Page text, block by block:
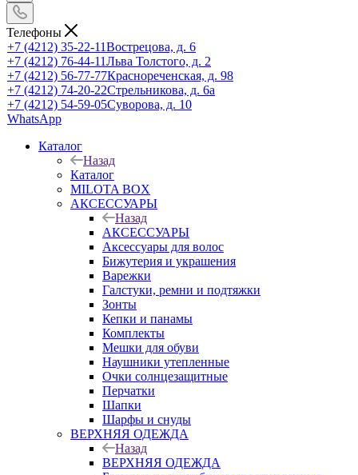
Телефоны
+7 (4212) 35-22-11Вострецова, д. 6
+7 (4212) 76-44-11Льва Толстого, д. 2
+7 (4212) 56-77-77Краснореченская, д. 98
+7 (4212) 74-20-22Стрельникова, д. 6а
+7 (4212) 54-59-05Суворова, д. 10
WhatsApp
Каталог
Назад
Каталог
MILOTA BOX
АКСЕССУАРЫ
Назад
АКСЕССУАРЫ
Аксессуары для волос
Бижутерия и украшения
Варежки
Галстуки, ремни и подтяжки
Зонты
Кепки и панамы
Комплекты
Мешки для обуви
Наушники утепленные
Очки солнцезащитные
Перчатки
Шапки
Шарфы и снуды
ВЕРХНЯЯ ОДЕЖДА
Назад
ВЕРХНЯЯ ОДЕЖДА